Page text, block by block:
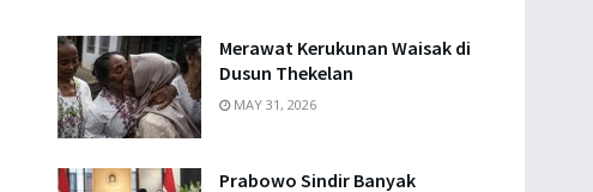
Merawat Kerukunan Waisak di
Dusun Thekelan
MAY 31, 2026
Prabowo Sindir Banyak